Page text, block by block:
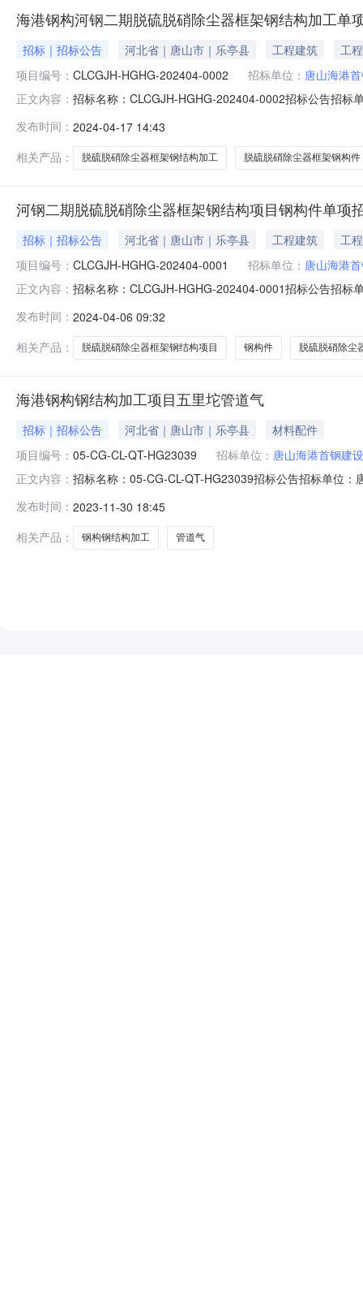
海港钢构河钢二期脱硫脱硝除尘器框架钢结构加工单
招标｜招标公告 河北省｜唐山市｜乐亭县 工程建筑
工程
项目编号： CLCGJH-HGHG-202404-0002 招标单位： 唐山海港
正文内容： 招标名称：CLCGJH-HGHG-202404-0002招标公告招标
二通招采中心开标方式：招投标双方线上视频开标建设
发布时间： 2024-04-17 14:43
相关产品：
脱硫脱硝除尘器框架钢结构加工 脱硫脱硝除尘器框架钢构件
河钢二期脱硫脱硝除尘器框架钢结构项目钢构件单项
招标｜招标公告 河北省｜唐山市｜乐亭县 工程建筑
工程
项目编号： CLCGJH-HGHG-202404-0001 招标单位： 唐山海港
正文内容： 招标名称：CLCGJH-HGHG-202404-0001招标公告招标
通招采中心开标方式：招投标双方线上视频开标建设地
发布时间： 2024-04-06 09:32
相关产品：
脱硫脱硝除尘器框架钢结构项目 钢构件 脱硫脱硝除尘
海港钢构钢结构加工项目五里坨管道气
招标｜招标公告 河北省｜唐山市｜乐亭县
材料配件
项目编号： 05-CG-CL-QT-HG23039 招标单位： 唐山海港首钢建
正文内容： 招标名称：05-CG-CL-QT-HG23039招标公告招标单位
线上视频开标建设地点：海港招标范围：气体工程概况
发布时间： 2023-11-30 18:45
相关产品：
钢构钢结构加工 管道气